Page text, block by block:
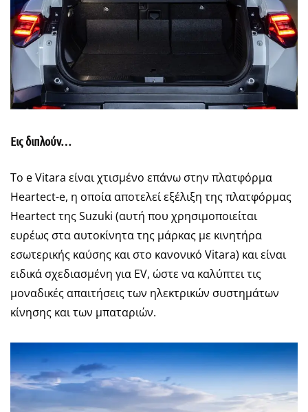
Εις διπλούν…
Το e Vitara είναι χτισμένο επάνω στην πλατφόρμα
Heartect-e, η οποία αποτελεί εξέλιξη της πλατφόρμας
Heartect της Suzuki (αυτή που χρησιμοποιείται
ευρέως στα αυτοκίνητα της μάρκας με κινητήρα
εσωτερικής καύσης και στο κανονικό Vitara) και είναι
ειδικά σχεδιασμένη για EV, ώστε να καλύπτει τις
μοναδικές απαιτήσεις των ηλεκτρικών συστημάτων
κίνησης και των μπαταριών.